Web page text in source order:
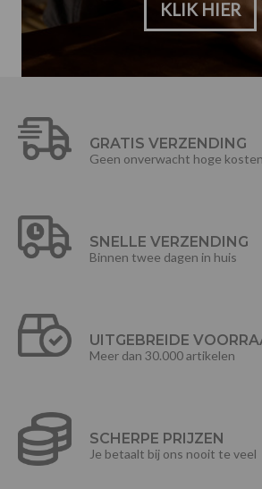
KLIK HIER
GRATIS VERZENDING
Geen onverwacht hoge kosten
SNELLE VERZENDING
Binnen twee dagen in huis
UITGEBREIDE
Meer dan 30.000 artikelen
SCHERPE PRIJZEN
Je betaalt bij ons nooit te veel